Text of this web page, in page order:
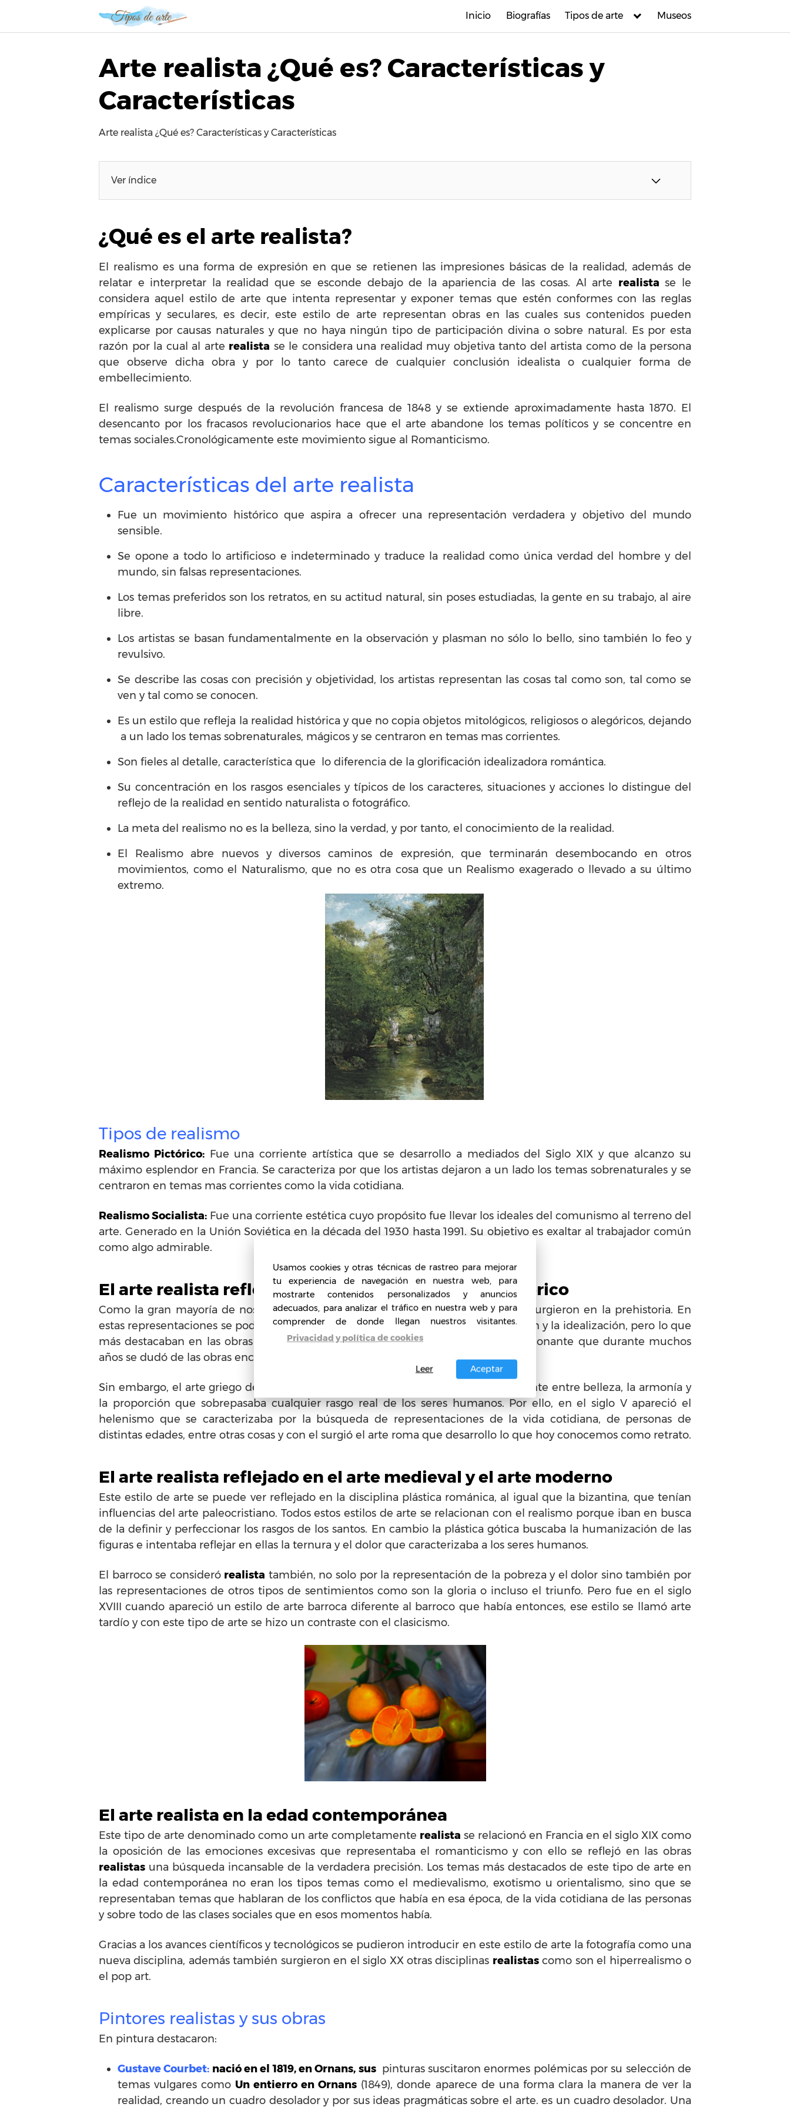
l
Inicio Biografías Tipos de arte Museos
Arte realista ¿Qué es? Características y
Características
Arte realista ¿Qué es? Características y Características
Ver índice
¿Qué es el arte realista?
El realismo es una forma de expresión en que se retienen las impresiones básicas de la realidad, además de
relatar e interpretar la realidad que se esconde debajo de la apariencia de las cosas. Al arte realista se le
considera aquel estilo de arte que intenta representar y exponer temas que estén conformes con las reglas
empíricas y seculares, es decir, este estilo de arte representan obras en las cuales sus contenidos pueden
explicarse por causas naturales y que no haya ningún tipo de participación divina o sobre natural. Es por esta
razón por la cual al arte realista se le considera una realidad muy objetiva tanto del artista como de la persona
que observe dicha obra y por lo tanto carece de cualquier conclusión idealista o cualquier forma de
embellecimiento.
El realismo surge después de la revolución francesa de 1848 y se extiende aproximadamente hasta 1870. El
desencanto por los fracasos revolucionarios hace que el arte abandone los temas políticos y se concentre en
temas sociales.Cronológicamente este movimiento sigue al Romanticismo.
Características del arte realista
Fue un movimiento histórico que aspira a ofrecer una representación verdadera y objetivo del mundo
sensible.
Se opone a todo lo artificioso e indeterminado y traduce la realidad como única verdad del hombre y del
mundo, sin falsas representaciones.
Los temas preferidos son los retratos, en su actitud natural, sin poses estudiadas, la gente en su trabajo, al aire
libre.
Los artistas se basan fundamentalmente en la observación y plasman no sólo lo bello, sino también lo feo y
revulsivo.
Se describe las cosas con precisión y objetividad, los artistas representan las cosas tal como son, tal como se
ven y tal como se conocen.
Es un estilo que refleja la realidad histórica y que no copia objetos mitológicos, religiosos o alegóricos, dejando
a un lado los temas sobrenaturales, mágicos y se centraron en temas mas corrientes.
Son fieles al detalle, característica que lo diferencia de la glorificación idealizadora romántica.
Su concentración en los rasgos esenciales y típicos de los caracteres, situaciones y acciones lo distingue del
reflejo de la realidad en sentido naturalista o fotográfico.
La meta del realismo no es la belleza, sino la verdad, y por tanto, el conocimiento de la realidad.
El Realismo abre nuevos y diversos caminos de expresión, que terminarán desembocando en otros
movimientos, como el Naturalismo, que no es otra cosa que un Realismo exagerado o llevado a su último
extremo.
Tipos de realismo
Realismo Pictórico: Fue una corriente artística que se desarrollo a mediados del Siglo XIX y que alcanzo su
máximo esplendor en Francia. Se caracteriza por que los artistas dejaron a un lado los temas sobrenaturales y se
centraron en temas mas corrientes como la vida cotidiana.
Realismo Socialista: Fue una corriente estética cuyo propósito fue llevar los ideales del comunismo al terreno del
arte. Generado en la Unión Soviética en la década del 1930 hasta 1991. Su objetivo es exaltar al trabajador común
como algo admirable.
El arte realista reflejado en el arte antiguo y prehistórico
Como la gran mayoría de nosotros sabe, las primeras representaciones artísticas surgieron en la prehistoria. En
estas representaciones se podía observar la oposición que había entre la abstracción y la idealización, pero lo que
más destacaban en las obras de arte que encontraron era el realismo tan impresionante que durante muchos
años se dudó de las obras encontradas en las cuevas de Altamira.
Sin embargo, el arte griego definía a este tipo de arte como una búsqueda constante entre belleza, la armonía y
la proporción que sobrepasaba cualquier rasgo real de los seres humanos. Por ello, en el siglo V apareció el
helenismo que se caracterizaba por la búsqueda de representaciones de la vida cotidiana, de personas de
distintas edades, entre otras cosas y con el surgió el arte roma que desarrollo lo que hoy conocemos como retrato.
El arte realista reflejado en el arte medieval y el arte moderno
Este estilo de arte se puede ver reflejado en la disciplina plástica románica, al igual que la bizantina, que tenían
influencias del arte paleocristiano. Todos estos estilos de arte se relacionan con el realismo porque iban en busca
de la definir y perfeccionar los rasgos de los santos. En cambio la plástica gótica buscaba la humanización de las
figuras e intentaba reflejar en ellas la ternura y el dolor que caracterizaba a los seres humanos.
El barroco se consideró realista también, no solo por la representación de la pobreza y el dolor sino también por
las representaciones de otros tipos de sentimientos como son la gloria o incluso el triunfo. Pero fue en el siglo
XVIII cuando apareció un estilo de arte barroca diferente al barroco que había entonces, ese estilo se llamó arte
tardío y con este tipo de arte se hizo un contraste con el clasicismo.
El arte realista en la edad contemporánea
Este tipo de arte denominado como un arte completamente realista se relacionó en Francia en el siglo XIX como
la oposición de las emociones excesivas que representaba el romanticismo y con ello se reflejó en las obras
realistas una búsqueda incansable de la verdadera precisión. Los temas más destacados de este tipo de arte en
la edad contemporánea no eran los tipos temas como el medievalismo, exotismo u orientalismo, sino que se
representaban temas que hablaran de los conflictos que había en esa época, de la vida cotidiana de las personas
y sobre todo de las clases sociales que en esos momentos había.
Gracias a los avances científicos y tecnológicos se pudieron introducir en este estilo de arte la fotografía como una
nueva disciplina, además también surgieron en el siglo XX otras disciplinas realistascomo son el hiperrealismo o
el pop art.
Pintores realistas y sus obras
En pintura destacaron:
Gustave Courbet: nació en el 1819, en Ornans, sus pinturas suscitaron enormes polémicas por su selección de
temas vulgares como Un entierro en Ornans (1849), donde aparece de una forma clara la manera de ver la
realidad, creando un cuadro desolador y por sus ideas pragmáticas sobre el arte. es un cuadro desolador. Una
Usamos cookies y otras técnicas de rastreo para mejorar
tu experiencia de navegación en nuestra web, para
mostrarte contenidos personalizados y anuncios
adecuados, para analizar el tráfico en nuestra web y para
comprender de donde llegan nuestros visitantes.
Privacidad y política de cookies
Aceptar
Leer